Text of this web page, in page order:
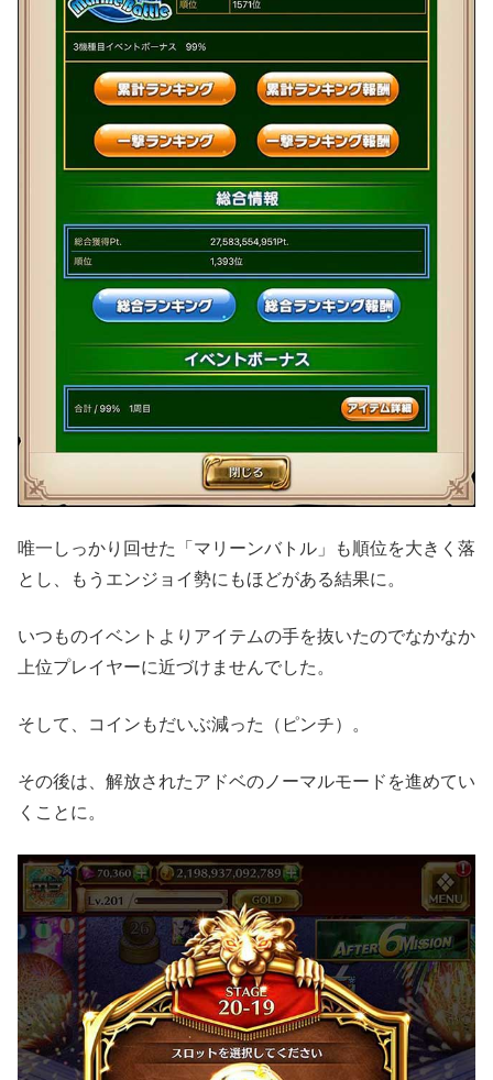
唯一しっかり回せた「マリーンバトル」も順位を大きく落
とし、もうエンジョイ勢にもほどがある結果に。
いつものイベントよりアイテムの手を抜いたのでなかなか
上位プレイヤーに近づけませんでした。
そして、コインもだいぶ減った（ピンチ）。
その後は、解放されたアドベのノーマルモードを進めてい
くことに。